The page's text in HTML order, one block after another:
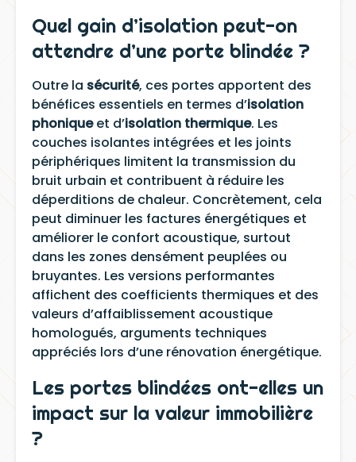
Quel gain d’isolation peut-on
attendre d’une porte blindée ?
Outre la sécurité, ces portes apportent des
bénéfices essentiels en termes d’isolation
phoniqueet d’isolation thermique. Les
couches isolantes intégrées et les joints
périphériques limitent la transmission du
bruit urbain et contribuent à réduire les
déperditions de chaleur. Concrètement, cela
peut diminuer les factures énergétiques et
améliorer le confort acoustique, surtout
dans les zones densément peuplées ou
bruyantes. Les versions performantes
affichent des coefficients thermiques et des
valeurs d’affaiblissement acoustique
homologués, arguments techniques
appréciés lors d’une rénovation énergétique.
Les portes blindées ont-elles un
impact sur la valeur immobilière
?